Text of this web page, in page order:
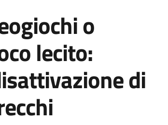
o
lecito:
di